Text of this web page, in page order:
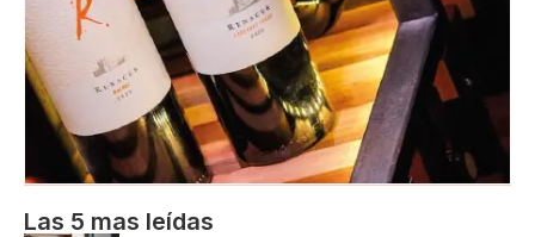
Las 5 mas leídas